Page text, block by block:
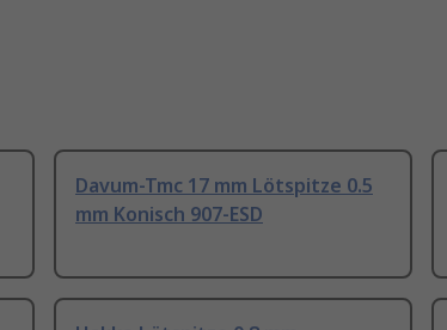
Davum-Tmc 17 mm Lötspitze 0.5
mm Konisch 907-ESD